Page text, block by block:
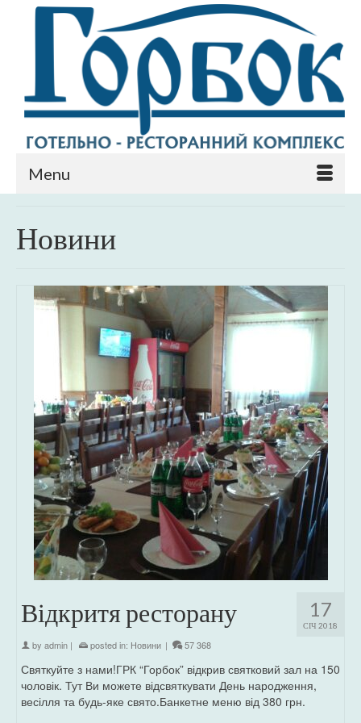
Menu
Новини
17
СІЧ 2018
Відкритя ресторану
by admin | posted in: Новини | 57 368
Святкуйте з нами!ГРК “Горбок” відкрив святковий зал на 150
чоловік. Тут Ви можете відсвяткувати День народження,
весілля та будь-яке свято.Банкетне меню від 380 грн.